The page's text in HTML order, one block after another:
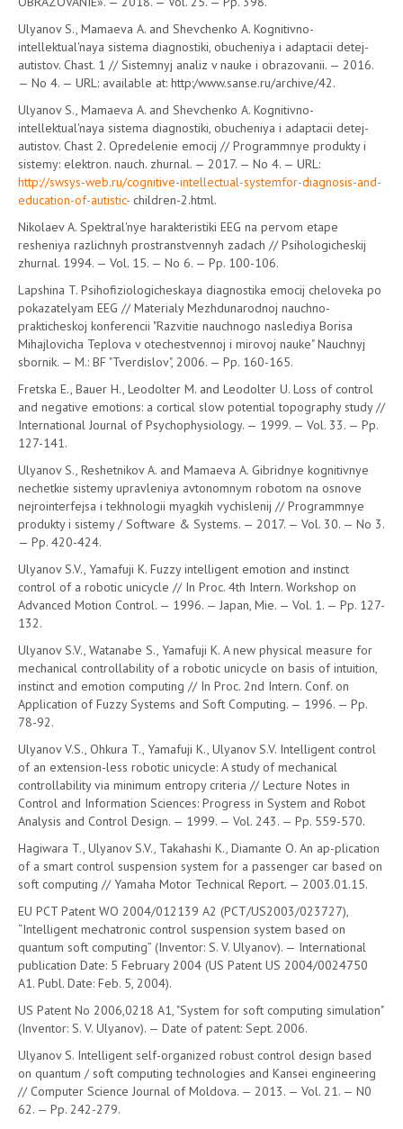
Ulyanov S., Mamaeva A. and Shevchenko A. Kognitivno-
intellektual'naya sistema diagnostiki, obucheniya i adaptacii detej-
autistov. Chast. 1 // Sistemnyj analiz v nauke i obrazovanii. — 2016.
— No 4. — URL: available at: http:/www.sanse.ru/archive/42.
Ulyanov S., Mamaeva A. and Shevchenko A. Kognitivno-
intellektual'naya sistema diagnostiki, obucheniya i adaptacii detej-
autistov. Chast 2. Opredelenie emocij // Programmnye produkty i
sistemy: elektron. nauch. zhurnal. — 2017. — No 4. — URL:
http://swsys-web.ru/cognitive-intellectual-systemfor-diagnosis-and-
education-of-autistic- children-2.html.
Nikolaev A. Spektral'nye harakteristiki EEG na pervom etape
resheniya razlichnyh prostranstvennyh zadach // Psihologicheskij
zhurnal. 1994. — Vol. 15. — No 6. — Pp. 100-106.
Lapshina T. Psihofiziologicheskaya diagnostika emocij cheloveka po
pokazatelyam EEG // Materialy Mezhdunarodnoj nauchno-
prakticheskoj konferencii "Razvitie nauchnogo naslediya Borisa
Mihajlovicha Teplova v otechestvennoj i mirovoj nauke" Nauchnyj
sbornik. — M.: BF "Tverdislov", 2006. — Pp. 160-165.
Fretska E., Bauer H., Leodolter M. and Leodolter U. Loss of control
and negative emotions: a cortical slow potential topography study //
International Journal of Psychophysiology. — 1999. — Vol. 33. — Pp.
127-141.
Ulyanov S., Reshetnikov A. and Mamaeva A. Gibridnye kognitivnye
nechetkie sistemy upravleniya avtonomnym robotom na osnove
nejrointerfejsa i tekhnologii myagkih vychislenij // Programmnye
produkty i sistemy / Software & Systems. — 2017. — Vol. 30. — No 3.
— Pp. 420-424.
Ulyanov S.V., Yamafuji K. Fuzzy intelligent emotion and instinct
control of a robotic unicycle // In Proc. 4th Intern. Workshop on
Advanced Motion Control. — 1996. — Japan, Mie. — Vol. 1. — Pp. 127-
132.
Ulyanov S.V., Watanabe S., Yamafuji K. A new physical measure for
mechanical controllability of a robotic unicycle on basis of intuition,
instinct and emotion computing // In Proc. 2nd Intern. Conf. on
Application of Fuzzy Systems and Soft Computing. — 1996. — Pp.
78-92.
Ulyanov V.S., Ohkura T., Yamafuji K., Ulyanov S.V. Intelligent control
of an extension-less robotic unicycle: A study of mechanical
controllability via minimum entropy criteria // Lecture Notes in
Control and Information Sciences: Progress in System and Robot
Analysis and Control Design. — 1999. — Vol. 243. — Pp. 559-570.
Hagiwara T., Ulyanov S.V., Takahashi K., Diamante O. An ap-plication
of a smart control suspension system for a passenger car based on
soft computing // Yamaha Motor Technical Report. — 2003.01.15.
EU PCT Patent WO 2004/012139 A2 (PCT/US2003/023727),
“Intelligent mechatronic control suspension system based on
quantum soft computing” (Inventor: S. V. Ulyanov). — International
publication Date: 5 February 2004 (US Patent US 2004/0024750
A1. Publ. Date: Feb. 5, 2004).
US Patent No 2006,0218 A1, "System for soft computing simulation"
(Inventor: S. V. Ulyanov). — Date of patent: Sept. 2006.
Ulyanov S. Intelligent self-organized robust control design based
on quantum / soft computing technologies and Kansei engineering
// Computer Science Journal of Moldova. — 2013. — Vol. 21. — N0
62. — Pp. 242-279.